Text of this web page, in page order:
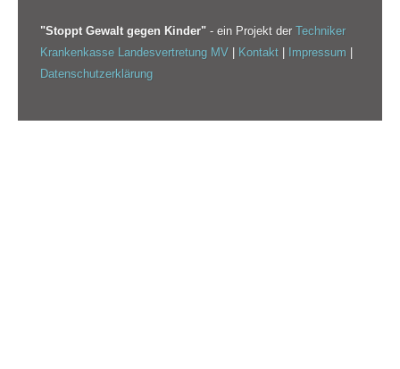
"Stoppt Gewalt gegen Kinder" - ein Projekt der Techniker
Krankenkasse Landesvertretung MV
Kontakt Impressum
Datenschutzerklärung